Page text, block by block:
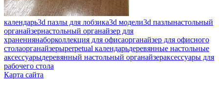
календарь3d пазлы для лобзика3d модели3d пазлынастольный
органайзернастольный органайзер для
хранениянаборколлекция для офисаорганайзер для офисного
столаорганайзерыperpetual календарьдеревянные настольные
аксессуарыдеревянный настольный органайзераксессуары для
рабочего стола
Карта сайта